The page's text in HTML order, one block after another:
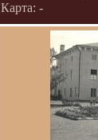
Карта: -